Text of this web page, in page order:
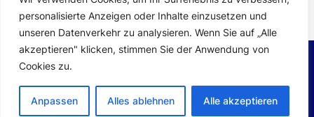
personalisierte Anzeigen oder Inhalte einzusetzen und
unseren Datenverkehr zu analysieren. Wenn Sie auf „Alle
akzeptieren" klicken, stimmen Sie der Anwendung von
Cookies zu.
Anpassen Alles ablehnen Alle akzeptieren
Copyright © 2026 wohntrends.All rights reserved.
Theme: Mahalo By
Themeinwp.Powered byWordPress.